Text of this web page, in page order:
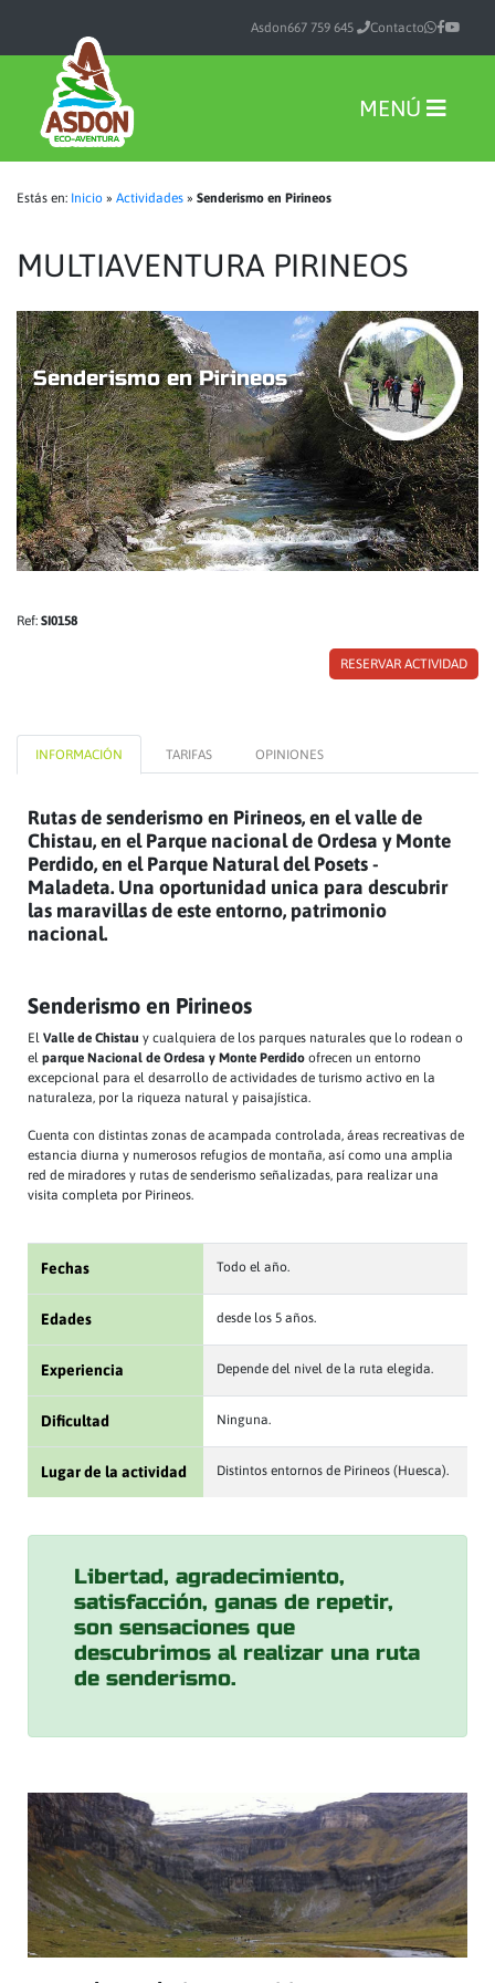
Asdon667 759 645 Contacto
MENÚ
Estás en: Inicio » Actividades » Senderismo en Pirineos
MULTIAVENTURA PIRINEOS
Senderismo en Pirineos
Ref: SI0158
RESERVAR ACTIVIDAD
INFORMACIÓN TARIFAS OPINIONES
Rutas de senderismo en Pirineos, en el valle de
Chistau, en el Parque nacional de Ordesa y Monte
Perdido, en el Parque Natural del Posets -
Maladeta. Una oportunidad unica para descubrir
las maravillas de este entorno, patrimonio
nacional.
Senderismo en Pirineos
El Valle de Chistau y cualquiera de los parques naturales que lo rodean o
el parque Nacional de Ordesa y Monte Perdido ofrecen un entorno
excepcional para el desarrollo de actividades de turismo activo en la
naturaleza, por la riqueza natural y paisajística.
Cuenta con distintas zonas de acampada controlada, áreas recreativas de
estancia diurna y numerosos refugios de montaña, así como una amplia
red de miradores y rutas de senderismo señalizadas, para realizar una
visita completa por Pirineos.
Fechas Todo el año.
Edades desde los 5 años.
Experiencia Depende del nivel de la ruta elegida.
Dificultad Ninguna.
Lugar de la actividad Distintos entornos de Pirineos (Huesca).
Libertad, agradecimiento,
satisfacción, ganas de repetir,
son sensaciones que
descubrimos al realizar una ruta
de senderismo.